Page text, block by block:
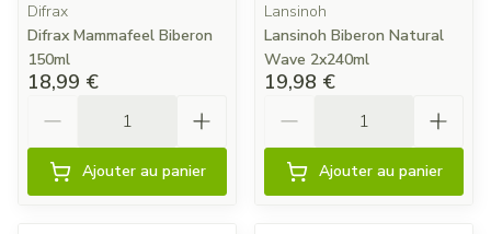
Difrax
Difrax Mammafeel Biberon
150ml
18,99 €
Ajouter au panier
Lansinoh
Lansinoh Biberon Natural
Wave 2x240ml
19,98 €
Ajouter au panier